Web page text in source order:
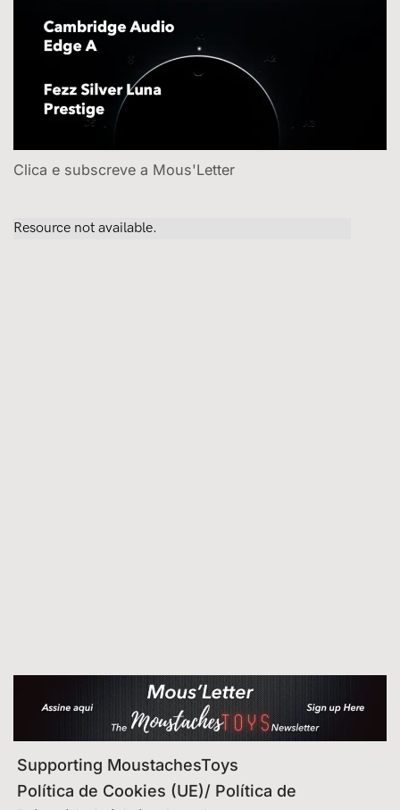
Clica e subscreve a Mous'Letter
Supporting MoustachesToys
Política de Cookies (UE)/ Política de